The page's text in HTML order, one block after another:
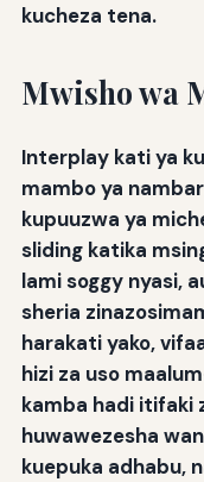
kucheza tena.
Mwisho wa
Interplay kati ya
mambo ya
kupuuzwa ya
sliding katika
lami soggy nyasi,
sheria
harakati yako,
hizi za uso
kamba hadi itifaki
huwawezesha
kuepuka adhabu,